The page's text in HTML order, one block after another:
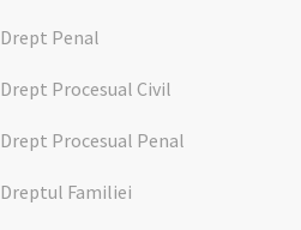
Drept Penal
Drept Procesual Civil
Drept Procesual Penal
Dreptul Familiei